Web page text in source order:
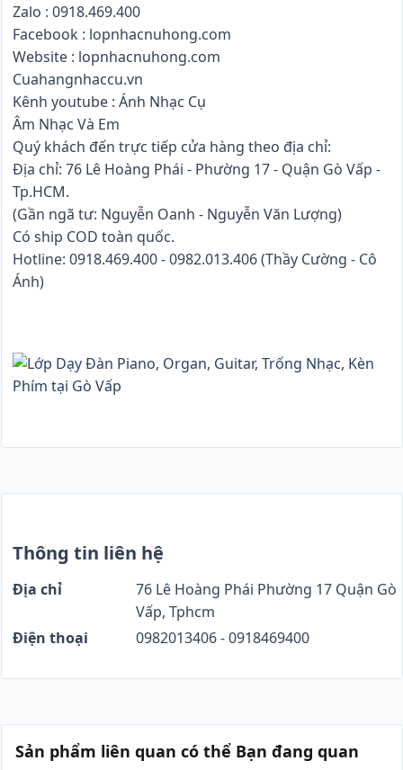
Zalo : 0918.469.400
Facebook : lopnhacnuhong.com
Website : lopnhacnuhong.com
Cuahangnhaccu.vn
Kênh youtube : Ánh Nhạc Cụ
Âm Nhạc Và Em
Quý khách đến trực tiếp cửa hàng theo địa chỉ:
Địa chỉ: 76 Lê Hoàng Phái - Phường 17 - Quận Gò Vấp -
Tp.HCM.
(Gần ngã tư: Nguyễn Oanh - Nguyễn Văn Lượng)
Có ship COD toàn quốc.
Hotline: 0918.469.400 - 0982.013.406 (Thầy Cường - Cô
Ánh)
Thông tin liên hệ
Địa chỉ
76 Lê Hoàng Phái Phường 17 Quận Gò
Vấp, Tphcm
Điện thoại
0982013406 - 0918469400
Sản phẩm liên quan có thể Bạn đang quan